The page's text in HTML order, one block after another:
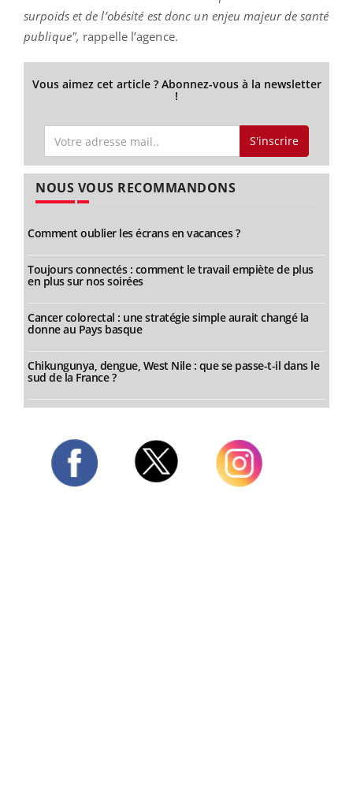
surpoids et de l’obésité est donc un enjeu majeur de santé
publique", rappelle l’agence.
Vous aimez cet article ? Abonnez-vous à la newsletter
!
S'inscrire
NOUS VOUS RECOMMANDONS
Comment oublier les écrans en vacances ?
Toujours connectés : comment le travail empiète de plus
en plus sur nos soirées
Cancer colorectal : une stratégie simple aurait changé la
donne au Pays basque
Chikungunya, dengue, West Nile : que se passe-t-il dans le
sud de la France ?